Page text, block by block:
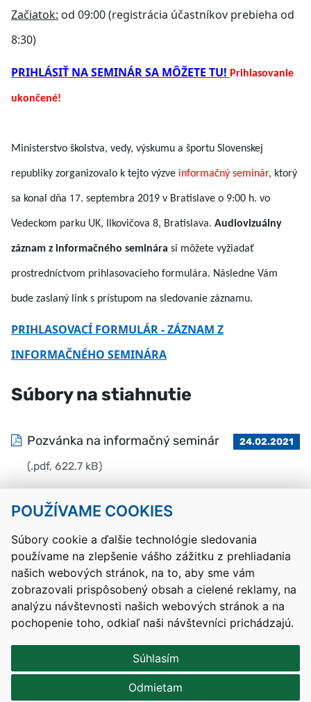
POUŽÍVAME COOKIES
Súbory cookie a ďalšie technológie sledovania
používame na zlepšenie vášho zážitku z prehliadania
našich webových stránok, na to, aby sme vám
zobrazovali prispôsobený obsah a cielené reklamy, na
analýzu návštevnosti našich webových stránok a na
pochopenie toho, odkiaľ naši návštevníci prichádzajú.
Súhlasím
Odmietam
Začiatok: od 09:00 (registrácia účastníkov prebieha od
8:30)
PRIHLÁSIŤ NA SEMINÁR SA MÔŽETE TU! Prihlasovanie
ukončené!
Ministerstvo školstva, vedy, výskumu a športu Slovenskej
republiky zorganizovalo k tejto výzve informačný seminár, ktorý
sa konal dňa 17. septembra 2019 v Bratislave o 9:00 h. vo
Vedeckom parku UK, Ilkovičova 8, Bratislava. Audiovizuálny
záznam z informačného seminára si môžete vyžiadať
prostredníctvom prihlasovacieho formulára. Následne Vám
bude zaslaný link s prístupom na sledovanie záznamu.
PRIHLASOVACÍ FORMULÁR - ZÁZNAM Z
INFORMAČNÉHO SEMINÁRA
Súbory na stiahnutie
Pozvánka na informačný seminár
(.pdf, 622.7 kB)
24.02.2021
Kontakty Mapa stránky RSS
Vyhlásenie o prístupnosti
Nastavenia cookies
Prevádzkovateľom služby je Ministerstvo školstva, výskumu,
vývoja a mládeže Slovenskej republiky.